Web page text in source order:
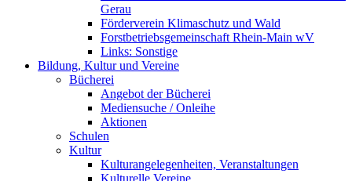
Gerau
Förderverein Klimaschutz und Wald
Forstbetriebsgemeinschaft Rhein-Main wV
Links: Sonstige
Bildung, Kultur und Vereine
Bücherei
Angebot der Bücherei
Mediensuche / Onleihe
Aktionen
Schulen
Kultur
Kulturangelegenheiten, Veranstaltungen
Kulturelle Vereine